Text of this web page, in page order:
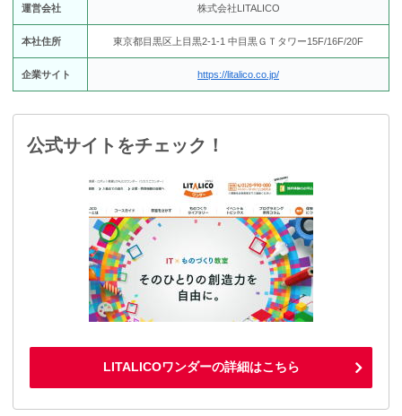
運営会社 株式会社LITALICO
本社住所 東京都目黒区上目黒2-1-1 中目黒ＧＴタワー15F/16F/20F
企業サイト https://litalico.co.jp/
公式サイトをチェック！
LITALICOワンダーの詳細はこちら